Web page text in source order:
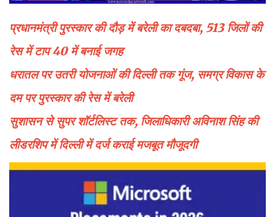
प्रधानमंत्री पुरस्कार की दौड़ में बरेली का दबदबा, 513 जिलों की
रेस में टाप 40 में बनाई जगह
धरातल पर उतरी योजनाओं की दिल्ली तक गूंज, समग्र विकास के
दम पर पुरस्कार की रेस में बरेली
सुशासन से सुपर शॉर्टलिस्ट तक, जिलाधिकारी अविनाश सिंह की
लीडरशिप में दिल्ली में दर्ज कराई मजबूत मौजूदगी